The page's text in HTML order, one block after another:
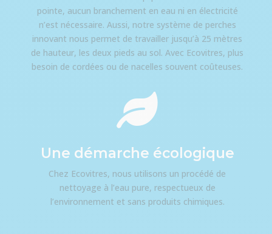
pointe, aucun branchement en eau ni en électricité
n’est nécessaire. Aussi, notre système de perches
innovant nous permet de travailler jusqu’à 25 mètres
de hauteur, les deux pieds au sol. Avec Ecovitres, plus
besoin de cordées ou de nacelles souvent coûteuses.

Une démarche écologique
Chez Ecovitres, nous utilisons un procédé de
nettoyage à l’eau pure, respectueux de
l’environnement et sans produits chimiques.